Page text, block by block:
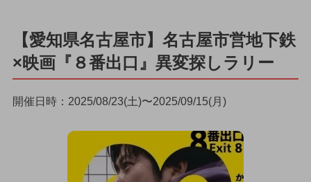
【愛知県名古屋市】名古屋市営地下鉄
×映画『８番出口』異変探しラリー
開催日時：2025/08/23(土)〜2025/09/15(月)